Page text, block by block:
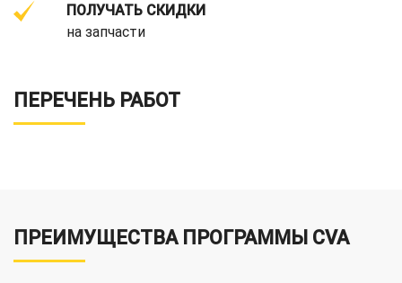
ПОЛУЧАТЬ СКИДКИ
на запчасти
ПЕРЕЧЕНЬ РАБОТ
ПРЕИМУЩЕСТВА ПРОГРАММЫ CVA